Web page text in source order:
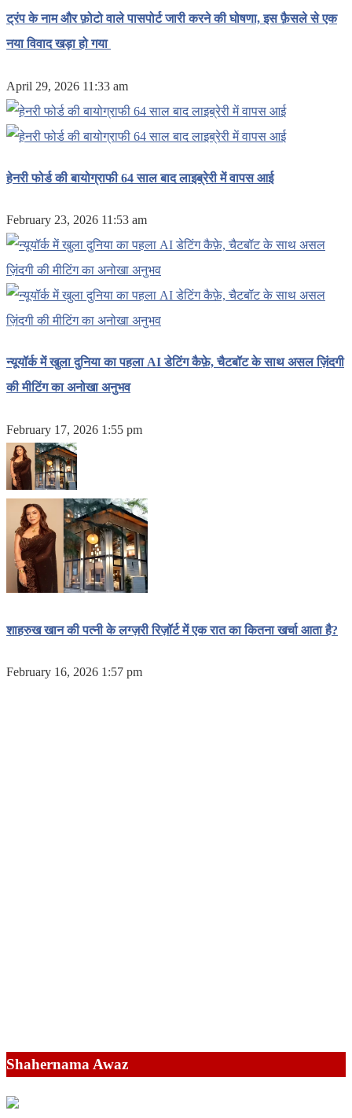
ट्रंप के नाम और फ़ोटो वाले पासपोर्ट जारी करने की घोषणा, इस फ़ैसले से एक
नया विवाद खड़ा हो गया
April 29, 2026 11:33 am
हेनरी फोर्ड की बायोग्राफी 64 साल बाद लाइब्रेरी में वापस आई
February 23, 2026 11:53 am
न्यूयॉर्क में खुला दुनिया का पहला AI डेटिंग कैफ़े, चैटबॉट के साथ असल ज़िंदगी
की मीटिंग का अनोखा अनुभव
February 17, 2026 1:55 pm
शाहरुख खान की पत्नी के लग्ज़री रिज़ॉर्ट में एक रात का कितना खर्चा आता है?
February 16, 2026 1:57 pm
Shahernama Awaz